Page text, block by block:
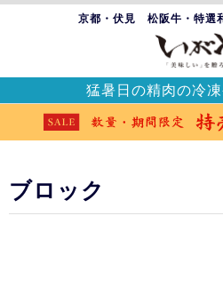
京都・伏見 松阪牛・特選
猛暑日の精肉の冷
ブロック